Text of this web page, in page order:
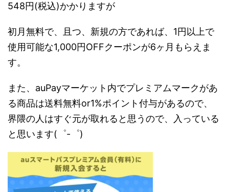
548円(税込)かかりますが
初月無料で、且つ、新規の方であれば、1円以上で
使用可能な1,000円OFFクーポンが6ヶ月もらえま
す。
また、auPayマーケット内でプレミアムマークがあ
る商品は送料無料or1%ポイント付与があるので、
界隈の人はすぐ元が取れると思うので、入っている
と思います(゜-゜)